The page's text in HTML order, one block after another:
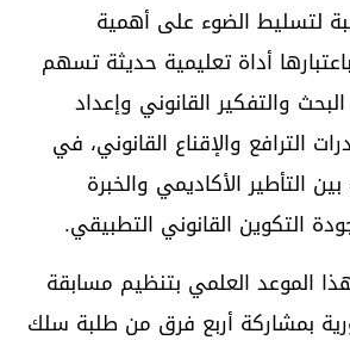
لتسليط الضوء على أهمية
أداة تعليمية حديثة تسهم
والتفكير القانوني وإعداد
الترافع والإقناع القانوني، في
التأطير الأكاديمي والخبرة
التكوين القانوني التطبيقي.
الموعد العلمي بتنظيم مسابقة
بمشاركة أربع فرق من طلبة سلك